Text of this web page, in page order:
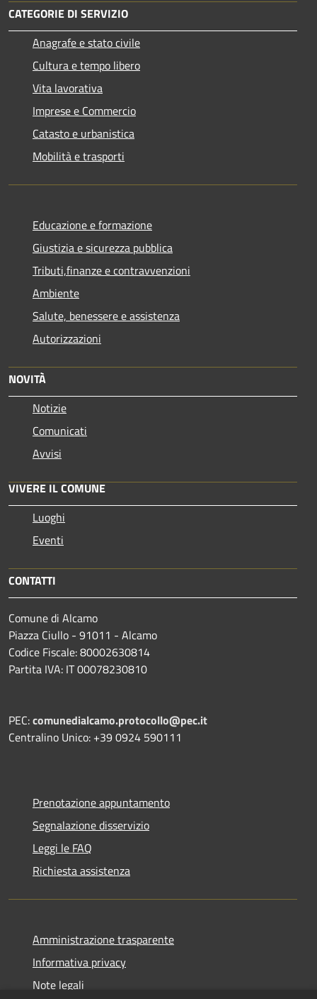
CATEGORIE DI SERVIZIO
Anagrafe e stato civile
Cultura e tempo libero
Vita lavorativa
Imprese e Commercio
Catasto e urbanistica
Mobilità e trasporti
Educazione e formazione
Giustizia e sicurezza pubblica
Tributi,finanze e contravvenzioni
Ambiente
Salute, benessere e assistenza
Autorizzazioni
NOVITÀ
Notizie
Comunicati
Avvisi
VIVERE IL COMUNE
Luoghi
Eventi
CONTATTI
Comune di Alcamo
Piazza Ciullo - 91011 - Alcamo
Codice Fiscale: 80002630814
Partita IVA: IT 00078230810
PEC:comunedialcamo.protocollo@pec.it
Centralino Unico: +39 0924 590111
Prenotazione appuntamento
Segnalazione disservizio
Leggi le FAQ
Richiesta assistenza
Amministrazione trasparente
Informativa privacy
Note legali